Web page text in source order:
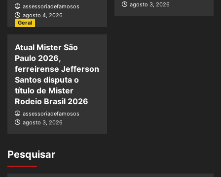
assessoriadefamosos
agosto 4, 2026
agosto 3, 2026
Geral
Atual Mister São
Paulo 2026,
ferreirense Jefferson
Santos disputa o
título de Mister
Rodeio Brasil 2026
assessoriadefamosos
agosto 3, 2026
Pesquisar